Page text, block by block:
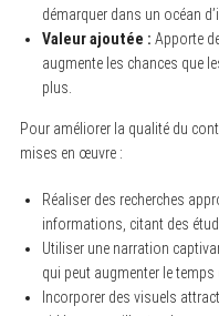
démarquer dans un océan
Valeur ajoutée : Apporte
augmente les chances que
plus.
Pour améliorer la qualité du
mises en œuvre :
Réaliser des recherches
informations, citant des
Utiliser une narration
qui peut augmenter le temps
Incorporer des visuels